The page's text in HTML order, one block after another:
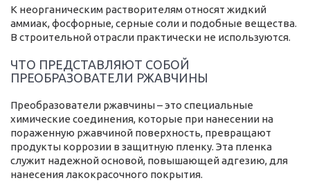
К неорганическим растворителям относят жидкий
аммиак, фосфорные, серные соли и подобные вещества.
В строительной отрасли практически не используются.
ЧТО ПРЕДСТАВЛЯЮТ СОБОЙ
ПРЕОБРАЗОВАТЕЛИ РЖАВЧИНЫ
Преобразователи ржавчины – это специальные
химические соединения, которые при нанесении на
пораженную ржавчиной поверхность, превращают
продукты коррозии в защитную пленку. Эта пленка
служит надежной основой, повышающей адгезию, для
нанесения лакокрасочного покрытия.